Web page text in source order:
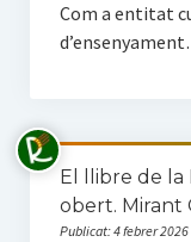
Com a entitat
El llibre de la
obert. Mirant
Publicat: 4 febrer 2026